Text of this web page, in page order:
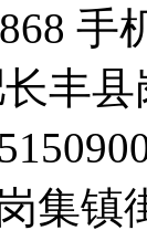
手
丰
集镇